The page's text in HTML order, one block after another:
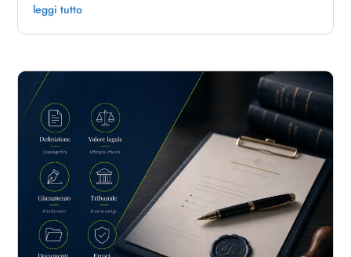
leggi tutto